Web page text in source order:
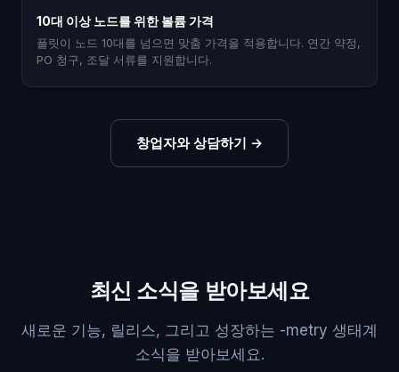
10대 이상 노드를 위한 볼륨 가격
플릿이 노드 10대를 넘으면 맞춤 가격을 적용합니다. 연간 약정,
PO 청구, 조달 서류를 지원합니다.
창업자와 상담하기 →
최신 소식을 받아보세요
새로운 기능, 릴리스, 그리고 성장하는 -metry 생태계
소식을 받아보세요.